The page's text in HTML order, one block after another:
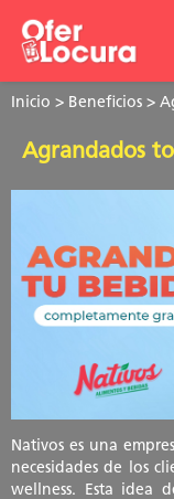
Inicio > Beneficios >
Agrandados
Nativos es una
necesidades de los
wellness. Esta idea